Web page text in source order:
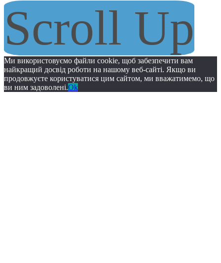
Scroll Up
Ми використовуємо файли cookie, щоб забезпечити вам
найкращий досвід роботи на нашому веб-сайті. Якщо ви
продовжуєте користуватися цим сайтом, ми вважатимемо, що
ви ним задоволені.Ok